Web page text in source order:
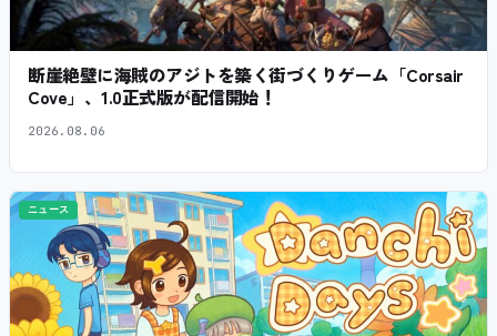
断崖絶壁に海賊のアジトを築く街づくりゲーム「Corsair
Cove」、1.0正式版が配信開始！
2026.08.06
ニュース